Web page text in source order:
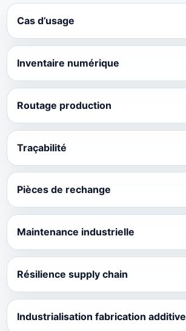
Cas d’usage
Inventaire numérique
Routage production
Traçabilité
Pièces de rechange
Maintenance industrielle
Résilience supply chain
Industrialisation fabrication additive